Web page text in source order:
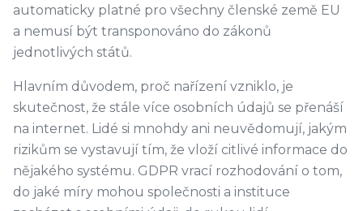
automaticky platné pro všechny členské země EU
a nemusí být transponováno do zákonů
jednotlivých států.
Hlavním důvodem, proč nařízení vzniklo, je
skutečnost, že stále více osobních údajů se přenáší
na internet. Lidé si mnohdy ani neuvědomují, jakým
rizikům se vystavují tím, že vloží citlivé informace do
nějakého systému. GDPR vrací rozhodování o tom,
do jaké míry mohou společnosti a instituce